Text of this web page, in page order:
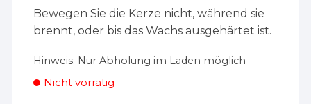
Bewegen Sie die Kerze nicht, während sie
brennt, oder bis das Wachs ausgehärtet ist.
Hinweis: Nur Abholung im Laden möglich
Nicht vorrätig